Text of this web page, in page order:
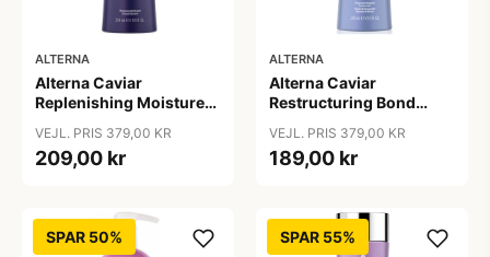
ALTERNA
Alterna Caviar
Replenishing Moisture
VEJL. PRIS 379,00 KR
209,00 kr
ALTERNA
Alterna Caviar
Restructuring Bond
VEJL. PRIS 379,00 KR
189,00 kr
SPAR 50% SPAR 55%